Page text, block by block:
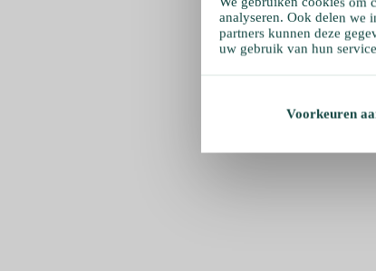
analyseren. Ook delen we
partners kunnen deze
uw gebruik van hun
Voorkeuren